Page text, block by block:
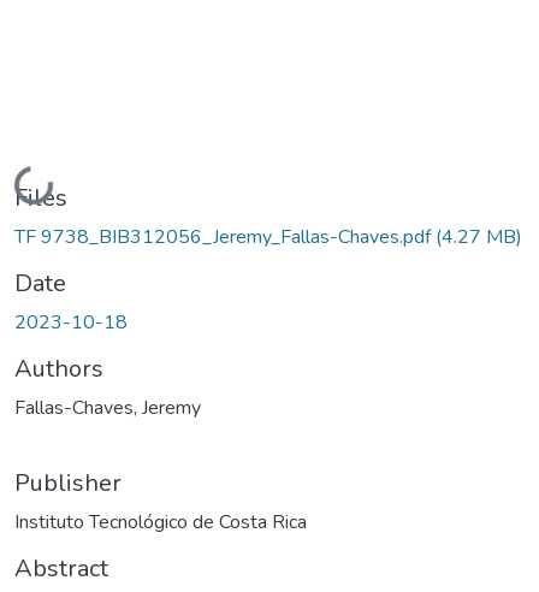
Loading...
Files
TF 9738_BIB312056_Jeremy_Fallas-Chaves.pdf(4.27 MB)
Date
2023-10-18
Authors
Fallas-Chaves, Jeremy
Publisher
Instituto Tecnológico de Costa Rica
Abstract